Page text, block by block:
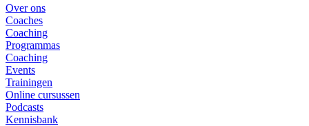
Over ons
Coaches
Coaching
Programmas
Coaching
Events
Trainingen
Online cursussen
Podcasts
Kennisbank